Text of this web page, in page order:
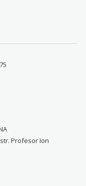
Profesor Ion